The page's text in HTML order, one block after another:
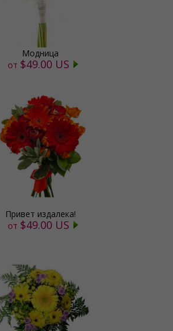
Модница
от $49.00 US
Привет издалека!
от $49.00 US